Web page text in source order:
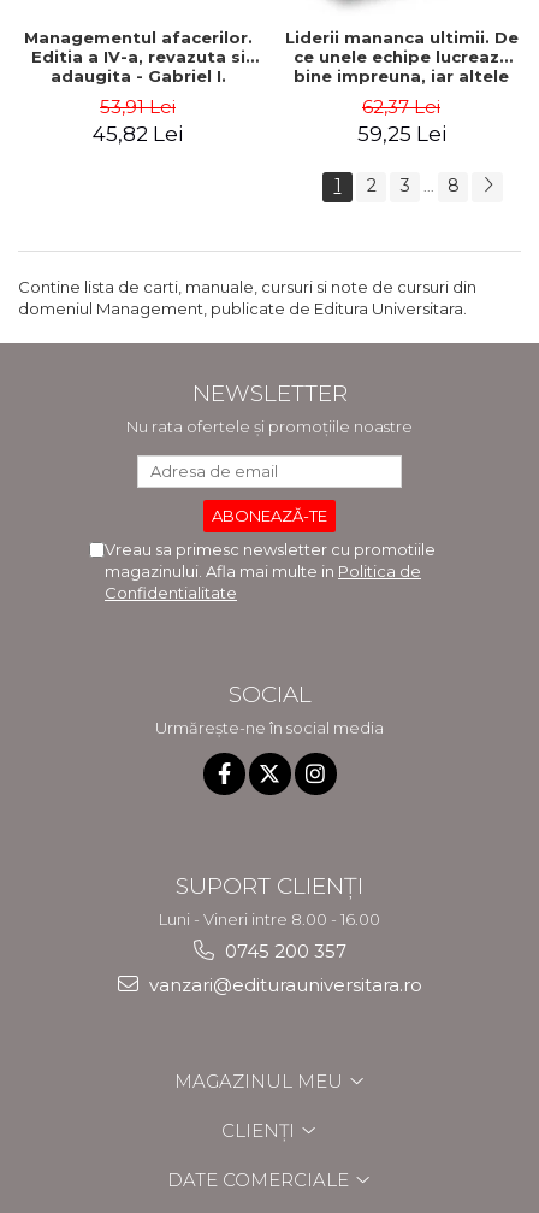
Managementul afacerilor.
Editia a IV-a, revazuta si
adaugita - Gabriel I.
53,91 Lei
45,82 Lei
Liderii mananca ultimii. De
ce unele echipe lucreaza
bine impreuna, iar altele
Sinek
62,37 Lei
59,25 Lei
1 2 3 ... 8
Contine lista de carti, manuale, cursuri si note de cursuri din
domeniul Management, publicate de Editura Universitara.
NEWSLETTER
Nu rata ofertele și promoțiile noastre
Vreau sa primesc newsletter cu promotiile
magazinului. Afla mai multe in Politica de
Confidentialitate
SOCIAL
Urmărește-ne în social media
SUPORT CLIENȚI
Luni - Vineri intre 8.00 - 16.00
0745 200 357
vanzari@editurauniversitara.ro
MAGAZINUL MEU
CLIENȚI
DATE COMERCIALE